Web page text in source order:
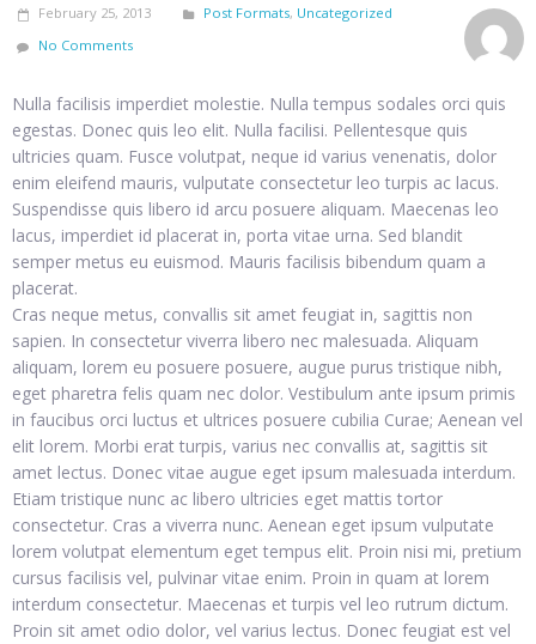
February 25, 2013 Post Formats, Uncategorized
No Comments
Nulla facilisis imperdiet molestie. Nulla tempus sodales orci quis
egestas. Donec quis leo elit. Nulla facilisi. Pellentesque quis
ultricies quam. Fusce volutpat, neque id varius venenatis, dolor
enim eleifend mauris, vulputate consectetur leo turpis ac lacus.
Suspendisse quis libero id arcu posuere aliquam. Maecenas leo
lacus, imperdiet id placerat in, porta vitae urna. Sed blandit
semper metus eu euismod. Mauris facilisis bibendum quam a
placerat.
Cras neque metus, convallis sit amet feugiat in, sagittis non
sapien. In consectetur viverra libero nec malesuada. Aliquam
aliquam, lorem eu posuere posuere, augue purus tristique nibh,
eget pharetra felis quam nec dolor. Vestibulum ante ipsum primis
in faucibus orci luctus et ultrices posuere cubilia Curae; Aenean vel
elit lorem. Morbi erat turpis, varius nec convallis at, sagittis sit
amet lectus. Donec vitae augue eget ipsum malesuada interdum.
Etiam tristique nunc ac libero ultricies eget mattis tortor
consectetur. Cras a viverra nunc. Aenean eget ipsum vulputate
lorem volutpat elementum eget tempus elit. Proin nisi mi, pretium
cursus facilisis vel, pulvinar vitae enim. Proin in quam at lorem
interdum consectetur. Maecenas et turpis vel leo rutrum dictum.
Proin sit amet odio dolor, vel varius lectus. Donec feugiat est vel